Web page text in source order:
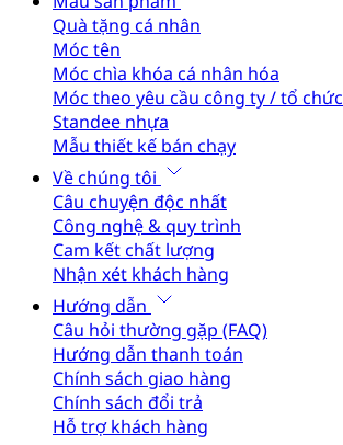
Quà tặng cá nhân
Móc tên
Móc chìa khóa cá nhân hóa
Móc theo yêu cầu công ty / tổ chức
Standee nhựa
Mẫu thiết kế bán chạy
Về chúng tôi
Câu chuyện độc nhất
Công nghệ & quy trình
Cam kết chất lượng
Nhận xét khách hàng
Hướng dẫn
Câu hỏi thường gặp (FAQ)
Hướng dẫn thanh toán
Chính sách giao hàng
Chính sách đổi trả
Hỗ trợ khách hàng